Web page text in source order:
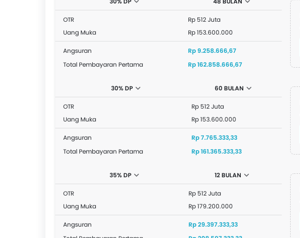
OTR
Rp 512 Juta
Uang Muka
Rp 153.600.000
Angsuran
Rp 9.258.666,67
Total Pembayaran Pertama
Rp 162.858.666,67
30% DP 60 BULAN
OTR
Rp 512 Juta
Uang Muka
Rp 153.600.000
Angsuran
Rp 7.765.333,33
Total Pembayaran Pertama
Rp 161.365.333,33
35% DP 12 BULAN
OTR
Rp 512 Juta
Uang Muka
Rp 179.200.000
Angsuran
Rp 29.397.333,33